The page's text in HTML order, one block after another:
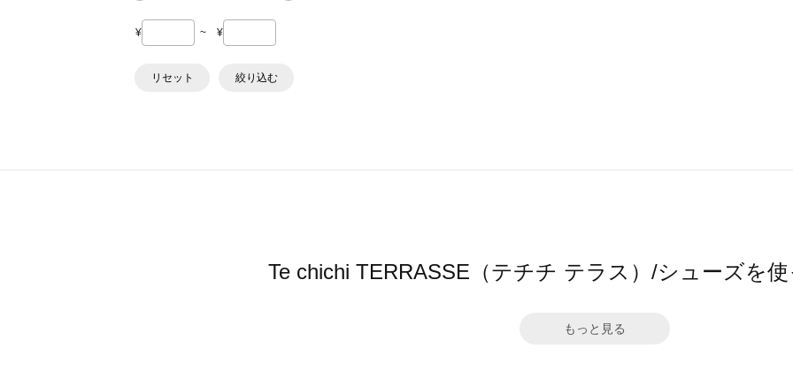
¥ ~ ¥
リセット 絞り込む
Te chichi TERRASSE（テチチ テラス）/シューズを
もっと見る